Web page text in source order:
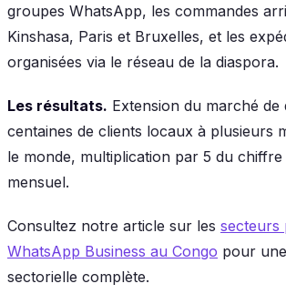
groupes WhatsApp, les commandes
Kinshasa, Paris et Bruxelles, et les
organisées via le réseau de la diaspora.
Les résultats. Extension du marché de
centaines de clients locaux à plusieurs
le monde, multiplication par 5 du
mensuel.
Consultez notre article sur les secteurs
WhatsApp Business au Congo pour
sectorielle complète.